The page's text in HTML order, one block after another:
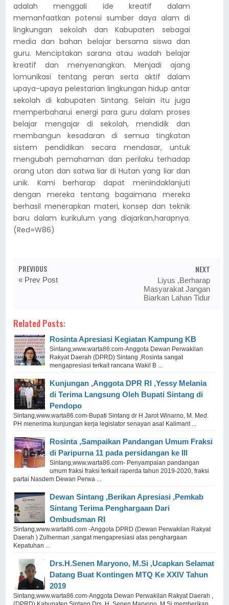
adalah menggali ide kreatif dalam
memanfaatkan potensi sumber daya alam di
lingkungan sekolah dan Kabupaten sebagai
media dan bahan belajar bersama siswa dan
guru. Menciptakan sarana atau wadah belajar
kreatif dan menyenangkan. Menjadi ajang
lomunikasi tentang peran serta aktif dalam
upaya-upaya pelestarian lingkungan hidup antar
sekolah di kabupaten Sintang. Selain itu juga
memperbaharui energi para guru dalam proses
belajar mengajar di sekolah, mendidik dan
membangun kesadaran di semua tingkatan
sistem pendidikan secara mendasar, untuk
mengubah pemahaman dan perilaku terhadap
orang utan dan satwa liar di Hutan yang liar dan
unik. Kami berharap dapat menindaklanjuti
dengan mereka tentang bagaimana mereka
berhasil menerapkan materi, konsep dan teknik
baru dalam kurikulum yang diajarkan,harapnya.
(Red=W86)
PREVIOUS
« Prev Post
NEXT
Liyus ,Berharap
Masyarakat Jangan
Biarkan Lahan Tidur
Related Posts:
Rosinta Apresiasi Kegiatan Kampung KB
Sintang,www.warta86.com-Anggota Dewan Perwakilan
Rakyat Daerah (DPRD) Sintang ,Rosinta sangat
mengapresiasi terkait rancana Wakil B ...
Kunjungan ,Anggota DPR RI ,Yessy Melania
di Terima Langsung Oleh Bupati Sintang di
Pendopo
Sintang,www.warta86.com-Bupati Sintang dr H Jarot Winarno, M. Med.
PH menerima kunjungan kerja legislator senayan asal Kalimant ...
Rosinta ,Sampaikan Pandangan Umum Fraksi
di Paripurna 11 pada persidangan ke III
Sintang,www.warta86.com- Penyampaian pandangan
umum fraksi fraksi terkait raperda tahun 2019-2020, fraksi
partai Nasdem Dewan Perwa ...
Dewan Sintang ,Berikan Apresiasi ,Pemkab
Sintang Terima Penghargaan Dari
Ombudsman RI
Sintang,www.warta86.com -Anggota DPRD (Dewan Perwakilan Rakyat
Daerah ) Zulherman ,sangat mengapresiasi atas penghargaan
Kepatuhan ...
Drs.H.Senen Maryono, M.Si ,Ucapkan Selamat
Datang Buat Kontingen MTQ Ke XXIV Tahun
2019
Sintang,www.warta86.com-Anggota Dewan Perwakilan Rakyat Daerah ,